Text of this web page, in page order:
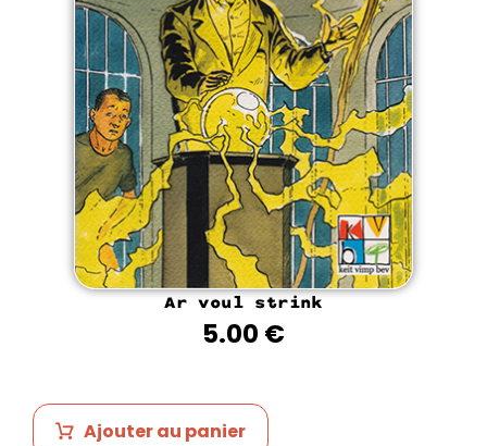
Ar voul strink
5.00 €
Ajouter au panier